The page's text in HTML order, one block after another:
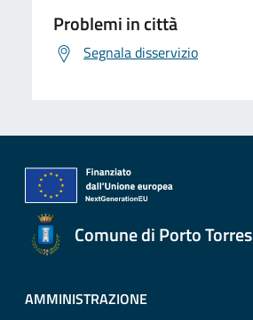
Problemi in città
Segnala disservizio
Comune di Porto Torres
AMMINISTRAZIONE